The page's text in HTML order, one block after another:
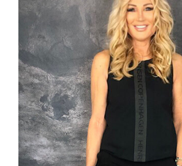
WARENKORB
SUCHE